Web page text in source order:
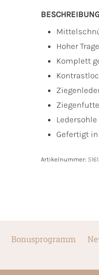
Hoher
Komplett
Ledersohle
Gefertigt
Artikelnummer:
Bonusprogramm